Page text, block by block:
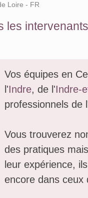
Loire - FR
les
Vos équipes en
l'Indre, de l'Indre-
professionnels de
Vous trouverez
des pratiques
leur expérience,
encore dans ceux